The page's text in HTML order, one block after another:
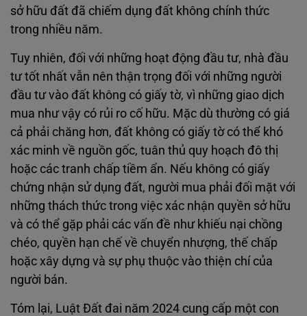
sở hữu đất đã chiếm dụng đất không chính thức
trong nhiều năm.
Tuy nhiên, đối với những hoạt động đầu tư, nhà đầu
tư tốt nhất vẫn nên thận trọng đối với những người
đầu tư vào đất không có giấy tờ, vì những giao dịch
mua như vậy có rủi ro cố hữu. Mặc dù thường có giá
cả phải chăng hơn, đất không có giấy tờ có thể khó
xác minh về nguồn gốc, tuân thủ quy hoạch đô thị
hoặc các tranh chấp tiềm ẩn. Nếu không có giấy
chứng nhận sử dụng đất, người mua phải đối mặt với
những thách thức trong việc xác nhận quyền sở hữu
và có thể gặp phải các vấn đề như khiếu nại chồng
chéo, quyền hạn chế về chuyển nhượng, thế chấp
hoặc xây dựng và sự phụ thuộc vào thiện chí của
người bán.
Tóm lại, Luật Đất đai năm 2024 cung cấp một con